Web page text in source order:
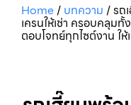
Home/ บทความ /รถ
เครนให้เช่า ครอบคลุมทั้
ตอบโจทย์ทุกไซต์งาน ให้